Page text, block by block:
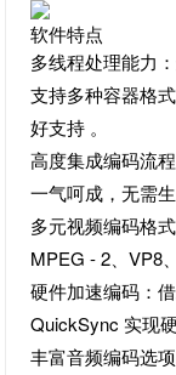
软件特点
多线程处理能力
支持多种容器格
好支持 。
高度集成编码流
一气呵成，无需
多元视频编码格
MPEG - 2、VP8
硬件加速编码：
QuickSync 实现
丰富音频编码选